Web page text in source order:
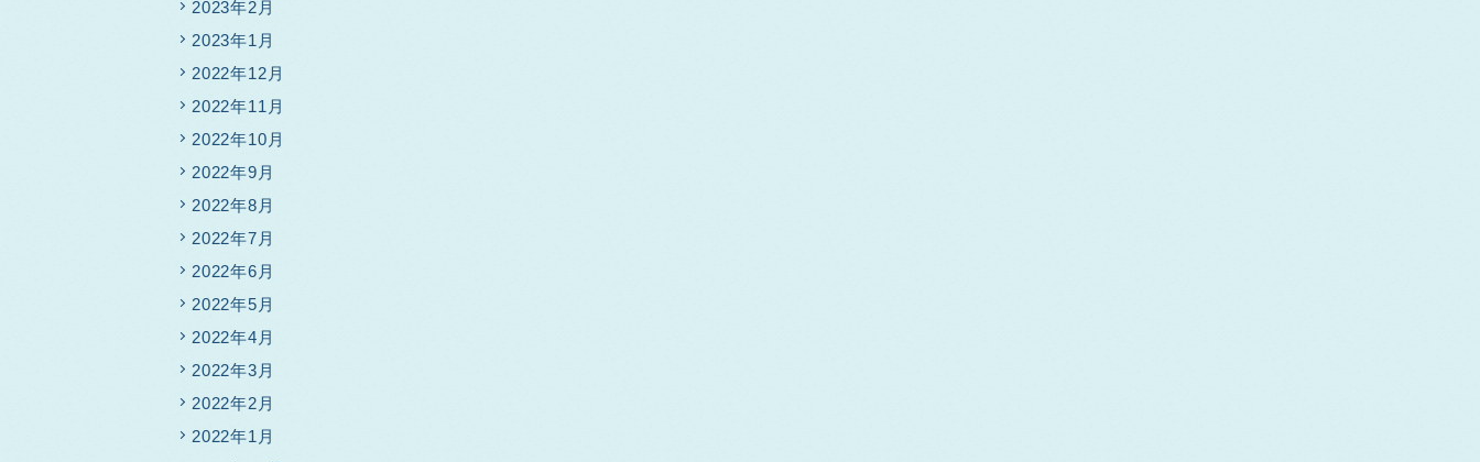
2023年2月
2023年1月
2022年12月
2022年11月
2022年10月
2022年9月
2022年8月
2022年7月
2022年6月
2022年5月
2022年4月
2022年3月
2022年2月
2022年1月